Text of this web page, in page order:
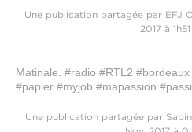
Une publication partagée par EFJ
2017 à
Matinale. #radio #RTL2
#papier #myjob #mapassion
Une publication partagée par